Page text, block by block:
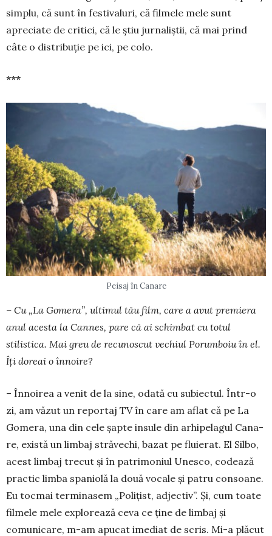
simplu, că sunt în festivaluri, că filmele mele sunt
apreciate de critici, că le știu jurnaliștii, că mai prind
câte o distribuție pe ici, pe colo.
***
Peisaj în Canare
– Cu „La Gomera”, ultimul tău film, care a avut premiera
anul acesta la Cannes, pare că ai schimbat cu totul
stilistica. Mai greu de re­cu­noscut vechiul Porumboiu în el.
Îți doreai o înnoire?
– Înnoirea a venit de la sine, odată cu subiectul. În­tr-o
zi, am văzut un reportaj TV în care am aflat că pe La
Gomera, una din cele șapte insule din arhipelagul Ca­na­
re, există un limbaj stră­vechi, bazat pe fluierat. El Silbo,
acest limbaj trecut și în patrimoniul Unesco, co­dea­ză
practic limba spaniolă la două vocale și patru con­soane.
Eu tocmai termi­na­sem „Polițist, adjectiv”. Și, cum toate
filmele mele ex­plo­rează ceva ce ține de lim­baj și
comunicare, m-am apu­cat imediat de scris. Mi-a plăcut